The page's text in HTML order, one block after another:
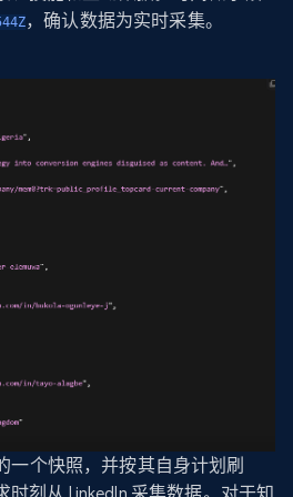
，确认数据为实时采集。
一个快照，并按其自身计划刷
时刻从 LinkedIn 采集数据。对于知